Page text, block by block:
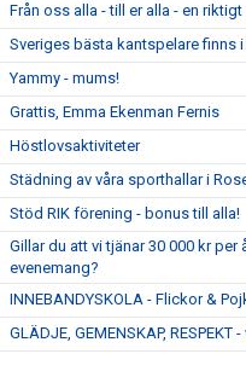
Från oss alla - till er alla - en
Sveriges bästa kantspelare finns
Yammy - mums!
Grattis, Emma Ekenman Fernis
Höstlovsaktiviteter
Städning av våra sporthallar i
Stöd RIK förening - bonus till alla!
Gillar du att vi tjänar 30 000 kr
evenemang?
INNEBANDYSKOLA - Flickor &
GLÄDJE, GEMENSKAP, RESPEKT